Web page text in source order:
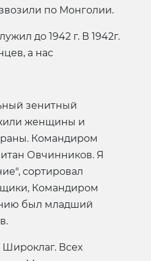
по Монголии.
до 1942 г. В 1942г.
а нас
зенитный
женщины и
Командиром
Овчинников. Я
сортировал
Командиром
был младший
Всех